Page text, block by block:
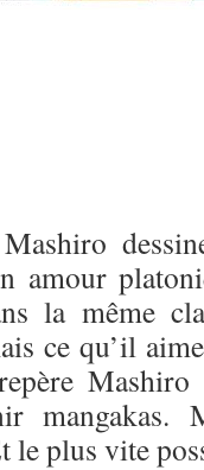
amour
la même
ce qu’il
le plus vite